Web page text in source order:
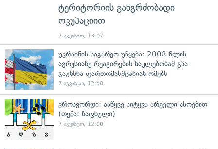
ტერიტორიის განგრძობადი
ოკუპაციით
7 აგვისტო, 13:07
უკრაინის საგარეო უწყება: 2008 წლის
აგრესიაზე რეაგირების ნაკლებობამ გზა
გაუხსნა ფართომასშტაბიან ომებს
7 აგვისტო, 12:50
კროსვორდი: ააწყვე სიტყვა არეული ასოებით
(თემა: ზაფხული)
7 აგვისტო, 12:00